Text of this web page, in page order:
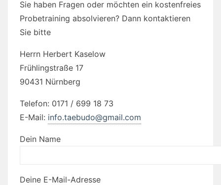
Sie haben Fragen oder möchten ein kostenfreies
Probetraining absolvieren? Dann kontaktieren
Sie bitte
Herrn Herbert Kaselow
Frühlingstraße 17
90431 Nürnberg
Telefon: 0171 / 699 18 73
E-Mail: info.taebudo@gmail.com
Dein Name
Deine E-Mail-Adresse